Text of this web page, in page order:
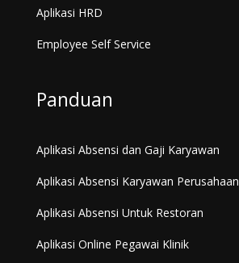
Aplikasi HRD
Employee Self Service
Panduan
Aplikasi Absensi dan Gaji Karyawan
Aplikasi Absensi Karyawan Perusahaan
Aplikasi Absensi Untuk Restoran
Aplikasi Online Pegawai Klinik